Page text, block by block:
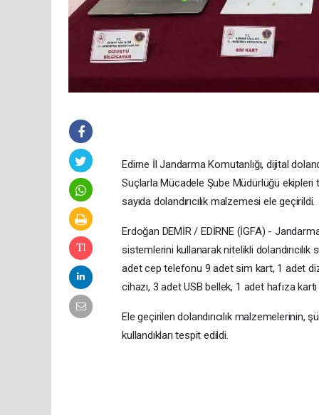
Edirne İl Jandarma Komutanlığı, dijital
Suçlarla Mücadele Şube Müdürlüğü
sayıda dolandırıcılık malzemesi ele geçirildi.
Erdoğan DEMİR / EDİRNE (İGFA) -
sistemlerini kullanarak nitelikli
adet cep telefonu 9 adet sim kart, 1 adet
cihazı, 3 adet USB bellek, 1 adet hafıza
Ele geçirilen dolandırıcılık malzemelerinin,
kullandıkları tespit edildi.